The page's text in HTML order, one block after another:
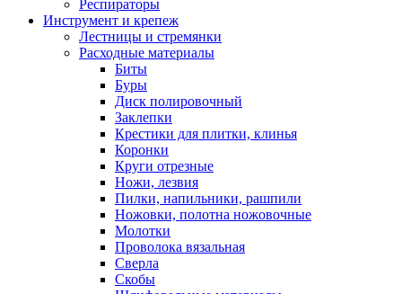
Респираторы
Инструмент и крепеж
Лестницы и стремянки
Расходные материалы
Биты
Буры
Диск полировочный
Заклепки
Крестики для плитки, клинья
Коронки
Круги отрезные
Ножи, лезвия
Пилки, напильники, рашпили
Ножовки, полотна ножовочные
Молотки
Проволока вязальная
Сверла
Скобы